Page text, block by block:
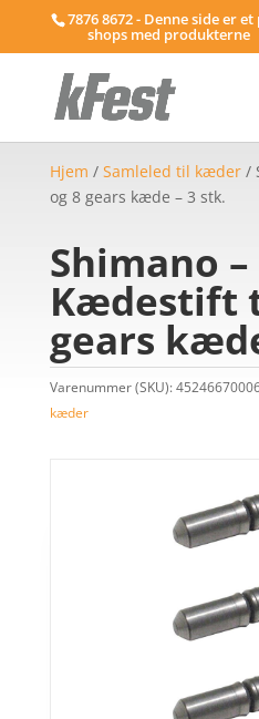
7876 8672 - Denne side er
shops med produkterne
Hjem / Samleled til kæder/
og 8 gears kæde – 3 stk.
Shimano –
Kædestift
gears
Varenummer (SKU):
kæder